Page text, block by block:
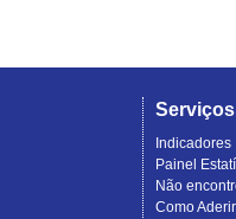
Serviços
Indicadores
Painel
Não
Como